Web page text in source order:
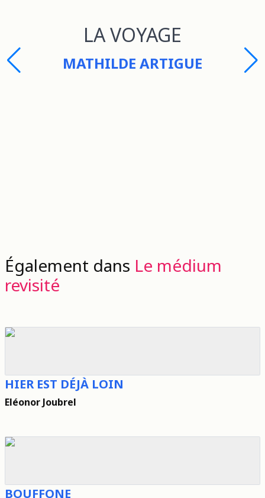
LA VOYAGE
MATHILDE ARTIGUE
Également dans Le médium
revisité
HIER EST DÉJÀ LOIN
Eléonor Joubrel
BOUFFONE